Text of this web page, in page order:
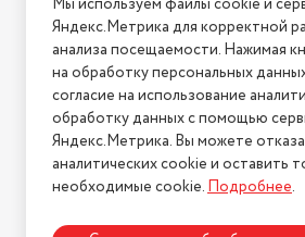
Условия возврата
Нашли ошибку на сайте?
2026 © Интернет-магазин
Политика
Мы используем файлы cookie и
Яндекс.Метрика для корректной
анализа посещаемости. Нажимая
на обработку персональных
согласие на использование
обработку данных с помощью
Яндекс.Метрика. Вы можете
аналитических cookie и оставить
необходимые cookie.Подробнее.